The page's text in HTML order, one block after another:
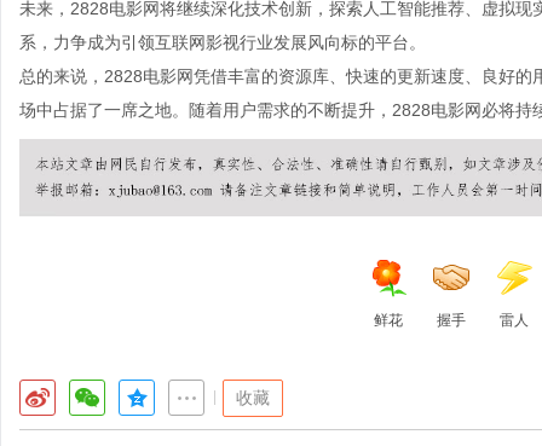
未来，2828电影网将继续深化技术创新，探索人工智能推荐、虚拟
系，力争成为引领互联网影视行业发展风向标的平台。
总的来说，2828电影网凭借丰富的资源库、快速的更新速度、良好
场中占据了一席之地。随着用户需求的不断提升，2828电影网必将
鲜花 握手 雷人
收藏